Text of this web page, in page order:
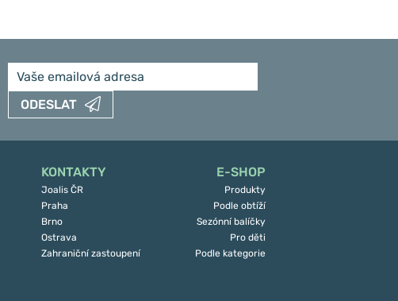
ODESLAT
KONTAKTY
Joalis ČR
Praha
Brno
Ostrava
Zahraniční zastoupení
E-SHOP
Produkty
Podle obtíží
Sezónní balíčky
Pro děti
Podle kategorie